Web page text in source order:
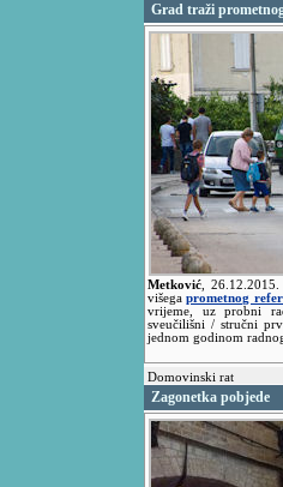
Grad traži
Metković
višegaprometnog
vrijeme, uz probni
sveučilišni / stručni
jednom godinom
Domovinski rat
Zagonetka pobjede